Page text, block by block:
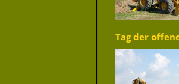
Tag der